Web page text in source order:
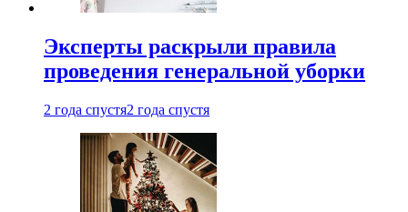
Эксперты раскрыли правила
проведения генеральной уборки
2 года спустя2 года спустя